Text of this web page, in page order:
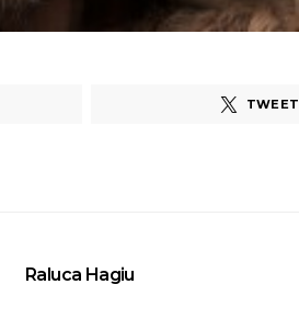
TWEET
Raluca Hagiu